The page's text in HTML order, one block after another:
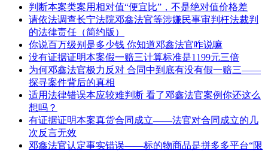
判断本案类案用相对值“便宜比”，不是绝对值价格差
请依法调查长宁法院邓鑫法官等涉嫌民事审判枉法裁判
的法律责任（简约版）
你说百万级别是多少钱 你知道邓鑫法官咋说嘛
没有证据证明本案假一赔三计算标准是1199元三倍
为何邓鑫法官极力反对 合同中到底有没有假一赔三——
探寻案件背后的真相
适用法律错误本应较难判断 看了邓鑫法官案例你还这么
想吗？
有证据证明本案真货合同成立——法官对合同成立的几
次反言无效
邓鑫法官认定事实错误——标的物商品是拼多多平台“限